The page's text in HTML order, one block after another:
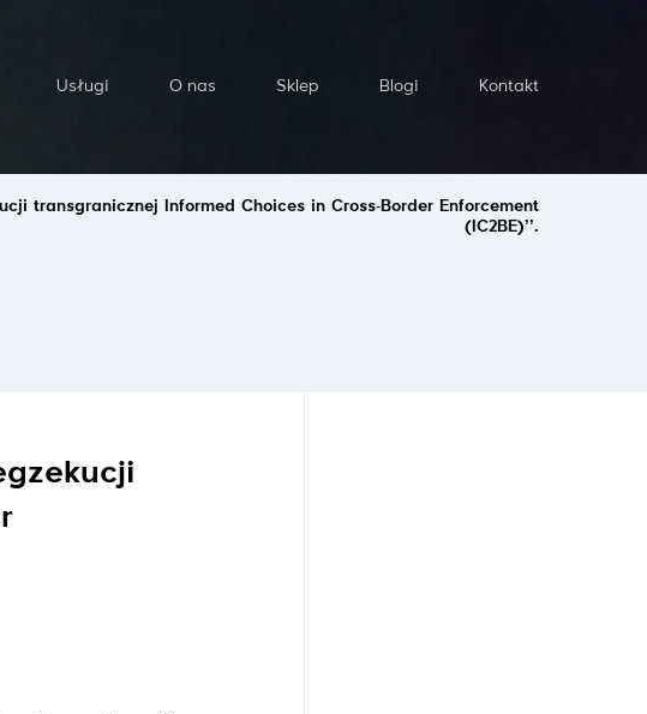
Usługi O nas Sklep Blogi Kontakt
transgranicznej Informed Choices in Cross-Border Enforcement
(IC2BE)’’.